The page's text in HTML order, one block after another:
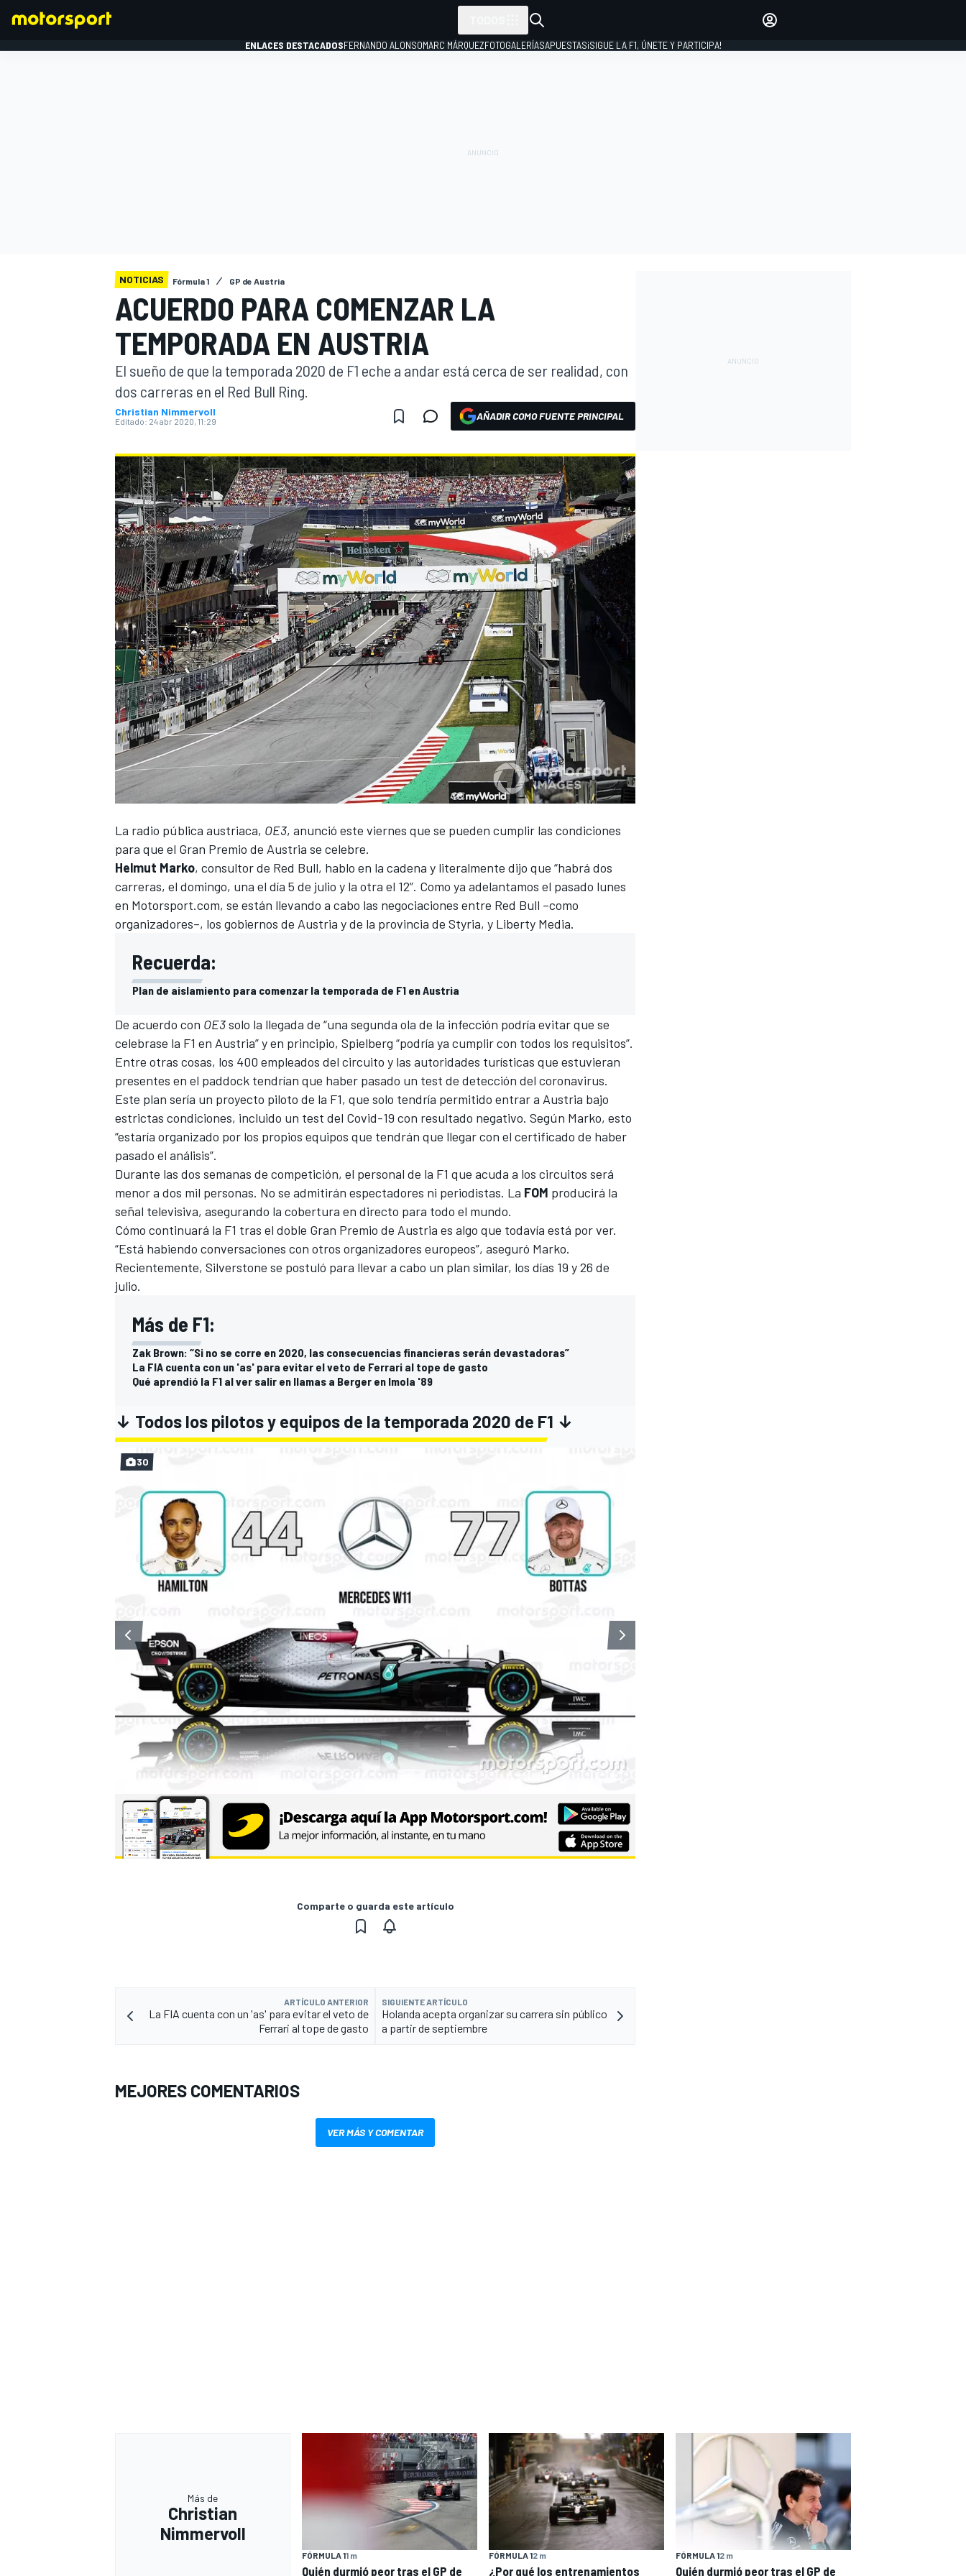
WEC FÓRMULA E
ENLACES DESTACADOSFERNANDO ALONSOMARC MÁRQUEZFOTOGALERÍASAPUESTAS¡SIGUE LA F1, ÚNETE Y PARTICIPA!
NOTICIAS Fórmula 1 GP de Austria
ACUERDO PARA COMENZAR LA
TEMPORADA EN AUSTRIA
El sueño de que la temporada 2020 de F1 eche a andar está cerca de ser realidad, con
dos carreras en el Red Bull Ring.
Christian Nimmervoll
Editado: 24 abr 2020, 11:29 AÑADIR COMO FUENTE PRINCIPAL
La radio pública austriaca, OE3, anunció este viernes que se pueden cumplir las condiciones
para que el Gran Premio de Austria se celebre.
Helmut Marko, consultor de Red Bull, hablo en la cadena y literalmente dijo que “habrá dos
carreras, el domingo, una el día 5 de julio y la otra el 12”. Como ya adelantamos el pasado lunes
en Motorsport.com, se están llevando a cabo las negociaciones entre Red Bull –como
organizadores–, los gobiernos de Austria y de la provincia de Styria, y Liberty Media.
Recuerda:
Plan de aislamiento para comenzar la temporada de F1 en Austria
De acuerdo con OE3solo la llegada de “una segunda ola de la infección podría evitar que se
celebrase la F1 en Austria” y en principio, Spielberg “podría ya cumplir con todos los requisitos”.
Entre otras cosas, los 400 empleados del circuito y las autoridades turísticas que estuvieran
presentes en el paddock tendrían que haber pasado un test de detección del coronavirus.
Este plan sería un proyecto piloto de la F1, que solo tendría permitido entrar a Austria bajo
estrictas condiciones, incluido un test del Covid-19 con resultado negativo. Según Marko, esto
“estaría organizado por los propios equipos que tendrán que llegar con el certificado de haber
pasado el análisis”.
Durante las dos semanas de competición, el personal de la F1 que acuda a los circuitos será
menor a dos mil personas. No se admitirán espectadores ni periodistas. La FOM producirá la
señal televisiva, asegurando la cobertura en directo para todo el mundo.
Cómo continuará la F1 tras el doble Gran Premio de Austria es algo que todavía está por ver.
“Está habiendo conversaciones con otros organizadores europeos”, aseguró Marko.
Recientemente, Silverstone se postuló para llevar a cabo un plan similar, los días 19 y 26 de
julio.
Más de F1:
Zak Brown: “Si no se corre en 2020, las consecuencias financieras serán devastadoras”
La FIA cuenta con un 'as' para evitar el veto de Ferrari al tope de gasto
Qué aprendió la F1 al ver salir en llamas a Berger en Imola '89
↓ Todos los pilotos y equipos de la temporada 2020 de F1 ↓
30
Comparte o guarda este artículo
ARTÍCULO ANTERIOR
La FIA cuenta con un 'as' para evitar el veto de
Ferrari al tope de gasto
SIGUIENTE ARTÍCULO
Holanda acepta organizar su carrera sin público
a partir de septiembre
MEJORES COMENTARIOS
VER MÁS Y COMENTAR
Más de
Christian
Nimmervoll
FÓRMULA 11 m
Quién durmió peor tras el GP de
FÓRMULA 12 m
¿Por qué los entrenamientos
FÓRMULA 12 m
Quién durmió peor tras el GP de